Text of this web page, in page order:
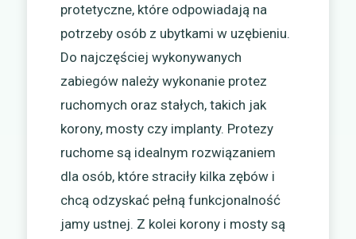
protetyczne, które odpowiadają na
potrzeby osób z ubytkami w uzębieniu.
Do najczęściej wykonywanych
zabiegów należy wykonanie protez
ruchomych oraz stałych, takich jak
korony, mosty czy implanty. Protezy
ruchome są idealnym rozwiązaniem
dla osób, które straciły kilka zębów i
chcą odzyskać pełną funkcjonalność
jamy ustnej. Z kolei korony i mosty są